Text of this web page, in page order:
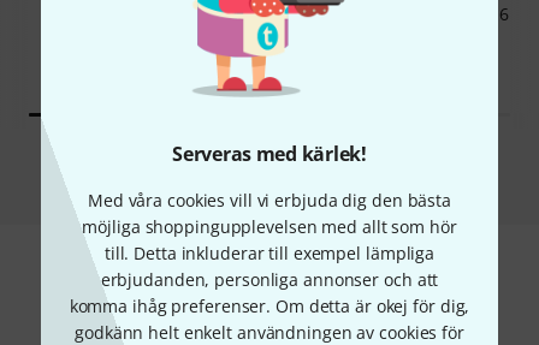
Serveras med kärlek!
Med våra cookies vill vi erbjuda dig den bästa
möjliga shoppingupplevelsen med allt som hör
till. Detta inkluderar till exempel lämpliga
erbjudanden, personliga annonser och att
komma ihåg preferenser. Om detta är okej för dig,
godkänn helt enkelt användningen av cookies för
EXAKT DENNA PRODUKT Sennheiser EW-DP SKP Q1-6
Jämför
Tillbehör & matchande produkter